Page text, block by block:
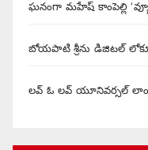
ఘనంగా మహేష్ కాంపెల్లి
బోయపాటి శ్రీను డిజిటల్‌
లవ్ ఓ లవ్ యూనివర్సల్